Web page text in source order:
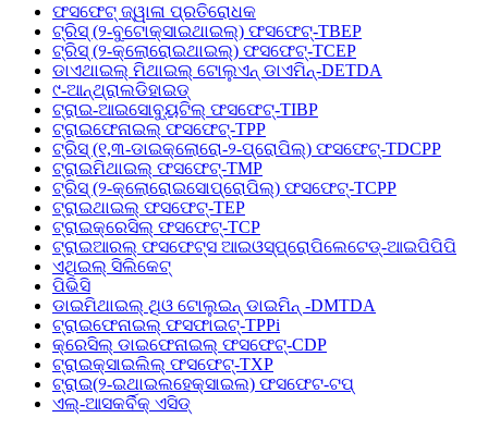
ଫସଫେଟ୍ ଜ୍ୱାଳା ପ୍ରତିରୋଧକ
ଟ୍ରିସ୍ (୨-ବୁଟୋକ୍ସାଇଥାଇଲ୍) ଫସଫେଟ୍-TBEP
ଟ୍ରିସ୍ (୨-କ୍ଲୋରୋଇଥାଇଲ୍) ଫସଫେଟ୍-TCEP
ଡାଏଥାଇଲ୍ ମିଥାଇଲ୍ ଟୋଲୁଏନ୍ ଡାଏମିନ୍-DETDA
୯-ଆନ୍ଥ୍ରାଲଡିହାଇଡ୍
ଟ୍ରାଇ-ଆଇସୋବ୍ୟୁଟିଲ୍ ଫସଫେଟ୍-TIBP
ଟ୍ରାଇଫେନାଇଲ୍ ଫସଫେଟ୍-TPP
ଟ୍ରିସ୍ (୧,୩-ଡାଇକ୍ଲୋରୋ-୨-ପ୍ରୋପିଲ୍) ଫସଫେଟ୍-TDCPP
ଟ୍ରାଇମିଥାଇଲ୍ ଫସଫେଟ୍-TMP
ଟ୍ରିସ୍ (୨-କ୍ଲୋରୋଇସୋପ୍ରୋପିଲ୍) ଫସଫେଟ୍-TCPP
ଟ୍ରାଇଥାଇଲ୍ ଫସଫେଟ୍-TEP
ଟ୍ରାଇକ୍ରେସିଲ୍ ଫସଫେଟ୍-TCP
ଟ୍ରାଇଆରଲ୍ ଫସଫେଟ୍ସ ଆଇଓସ୍ପ୍ରୋପିଲେଟେଡ୍-ଆଇପିପିପି
ଏଥିଇଲ୍ ସିଲିକେଟ୍
ପିଭିସି
ଡାଇମିଥାଇଲ୍ ଥିଓ ଟୋଲୁଇନ୍ ଡାଇମିନ୍ -DMTDA
ଟ୍ରାଇଫେନାଇଲ୍ ଫସଫାଇଟ୍-TPPi
କ୍ରେସିଲ୍ ଡାଇଫେନାଇଲ୍ ଫସଫେଟ୍-CDP
ଟ୍ରାଇକ୍ସାଇଲିଲ୍ ଫସଫେଟ୍-TXP
ଟ୍ରାଇ(୨-ଇଥାଇଲହେକ୍ସାଇଲ) ଫସଫେଟ-ଟପ୍
ଏଲ୍-ଆସକର୍ବିକ୍ ଏସିଡ୍